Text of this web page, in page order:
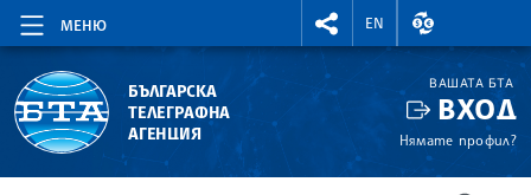
МЕНЮ
RIGHTMENU.SOCIAL
EN
ВАЛУТНИ
БЪЛГАРСКА
ТЕЛЕГРАФНА
АГЕНЦИЯ
ВАШАТА БТА
ВХОД
Нямате профил?